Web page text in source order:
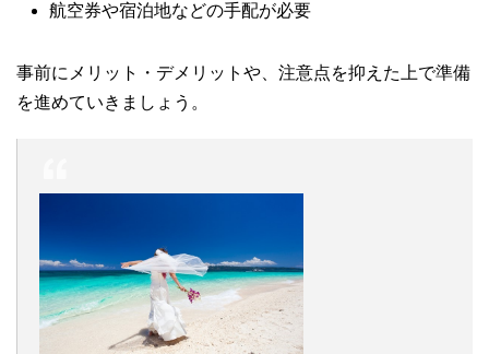
航空券や宿泊地などの手配が必要
事前にメリット・デメリットや、注意点を抑えた上で準備
を進めていきましょう。